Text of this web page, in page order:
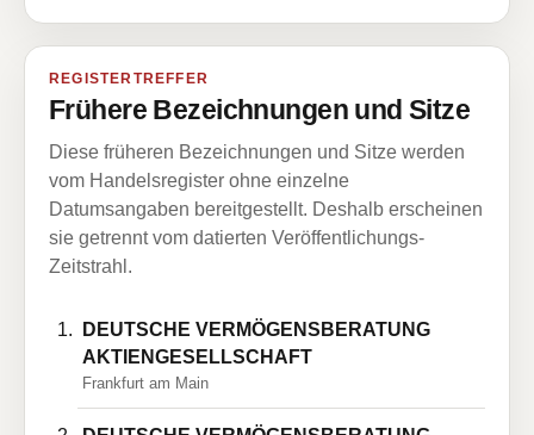
REGISTERTREFFER
Frühere Bezeichnungen und Sitze
Diese früheren Bezeichnungen und Sitze werden
vom Handelsregister ohne einzelne
Datumsangaben bereitgestellt. Deshalb erscheinen
sie getrennt vom datierten Veröffentlichungs-
Zeitstrahl.
DEUTSCHE VERMÖGENSBERATUNG
AKTIENGESELLSCHAFT
Frankfurt am Main